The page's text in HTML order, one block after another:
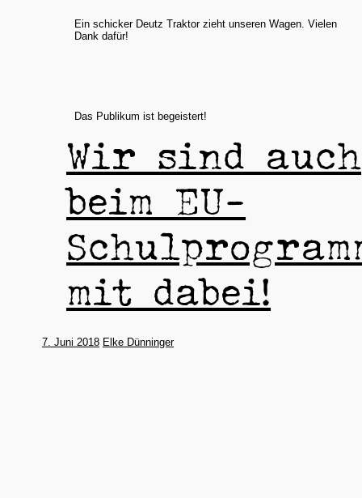
Ein schicker Deutz Traktor zieht unseren Wagen. Vielen
Dank dafür!
Das Publikum ist begeistert!
Wir sind auch
beim EU-
mit dabei!
7. Juni 2018 Elke Dünninger